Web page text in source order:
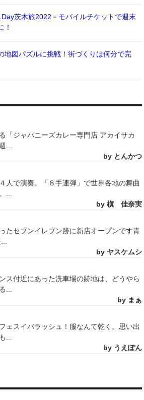
茨木旅2022－モバイルチケットで週末
！
地図パズルに挑戦！街づくりは何分で完
「ジャパニーズカレー専門店 アカイサカ
...
by とんかつ
人で演奏。「８手連弾」で世界各地の舞曲
...
by 槇 佳奈実
たセブンイレブン跡に新店オープンです青
by ヤスケムシ
ス付近にあった洗車場の跡地は、どうやら
...
by まぁ
ェスイバラッシュ！服なんて乾く。思い出
...
by うえぽん